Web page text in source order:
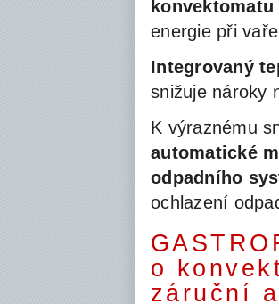
konvektomatu
energie při
Integrovaný
snižuje nároky
K výraznému
automatické
odpadního
ochlazení
o
záruční